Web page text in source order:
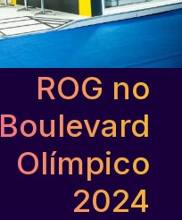
ROG no
Boulevard
Olímpico
2024